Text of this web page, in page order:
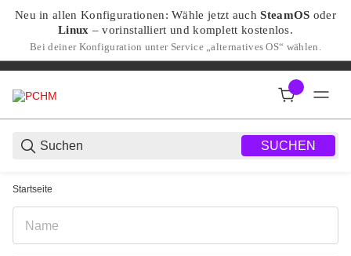
Neu in allen Konfigurationen: Wähle jetzt auchSteamOS oder
Linux – vorinstalliert und komplett kostenlos.
Bei deiner Konfiguration unter Service „alternatives OS“ wählen.
SUCHEN
Startseite
Entdecke hochwertige
Name